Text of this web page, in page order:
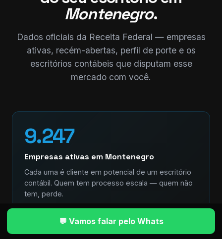
Montenegro.
Dados oficiais da Receita Federal — empresas
ativas, recém-abertas, perfil de porte e os
escritórios contábeis que disputam esse
mercado com você.
9.247
Empresas ativas em Montenegro
Cada uma é cliente em potencial de um escritório
contábil. Quem tem processo escala — quem não
tem, perde.
💬 Vamos falar pelo Whats